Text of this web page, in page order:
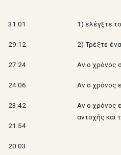
31:01
29:12
27:24
24:06
23:42
21:54
20:03
1) ελέγξτε
2) Τρέξτε
Αν ο χρόνος
Αν ο χρόνος
Αν ο χρόνος
αντοχής και